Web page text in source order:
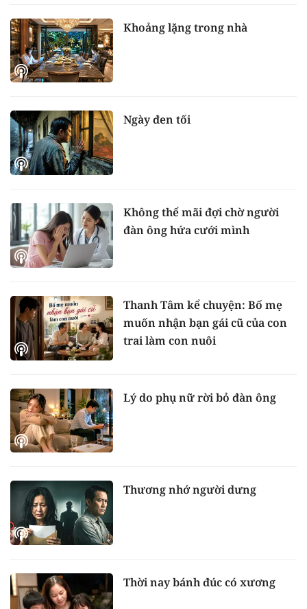
Khoảng lặng trong nhà
Ngày đen tối
Không thể mãi đợi chờ người
đàn ông hứa cưới mình
Thanh Tâm kể chuyện: Bố mẹ
muốn nhận bạn gái cũ của con
trai làm con nuôi
Lý do phụ nữ rời bỏ đàn ông
Thương nhớ người dưng
Thời nay bánh đúc có xương